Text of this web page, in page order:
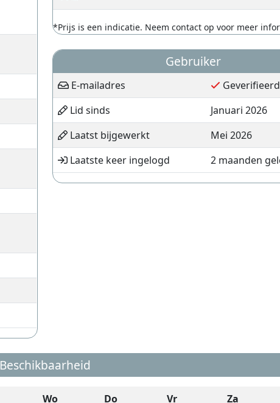
*Prijs is een indicatie. Neem contact op voor meer
Gebruiker
E-mailadres
Geverifieerd
Lid sinds
Januari 2026
Laatst bijgewerkt
Mei 2026
Laatste keer ingelogd
2 maanden
Beschikbaarheid
Wo Do Vr
Za